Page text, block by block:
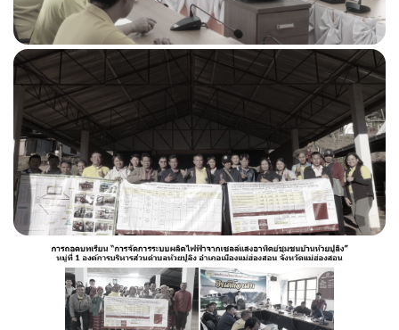
ประกาศ
จัดซื้อจัดจ้างสำนักงานปลัดกระทรวงพลังงาน
รายงานผลการจัดซื้อจัดจ้างหรือการจัดหาพัสดุประจำปี
สรุปผลการจัดซื้อจัดจ้างหรือการจัดหาพัสดุรายเดือน
แผนการจัดซื้อจัดจ้างหรือแผนการจัดหาพัสดุ
ประกาศรับสมัครงาน